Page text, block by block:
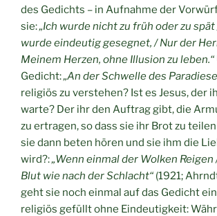
des Gedichts – in Aufnahme der
sie:„Ich wurde nicht zu früh oder zu
wurde eindeutig gesegnet, / Nur der
Meinem Herzen, ohne Illusion zu leben.“
Gedicht:„An der Schwelle des
religiös zu verstehen? Ist es Jesus, der
warte? Der ihr den Auftrag gibt, die
zu ertragen, so dass sie ihr Brot zu
sie dann beten hören und sie ihm die
wird?:„Wenn einmal der Wolken
Blut wie nach der Schlacht“ (1921;
geht sie noch einmal auf das Gedicht
religiös gefüllt ohne Eindeutigkeit: